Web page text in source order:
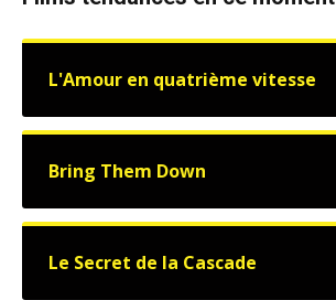
L'Amour en quatrième vitesse
Bring Them Down
Le Secret de la Cascade